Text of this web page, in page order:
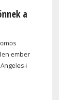
a
ember
i